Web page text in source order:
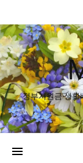
정부지원금·생